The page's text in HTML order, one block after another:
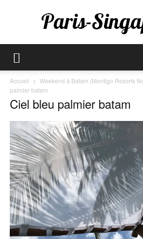
Singapore
Accueil Weekend à Batam (Montigo Resorts
palmier batam
Ciel bleu palmier batam